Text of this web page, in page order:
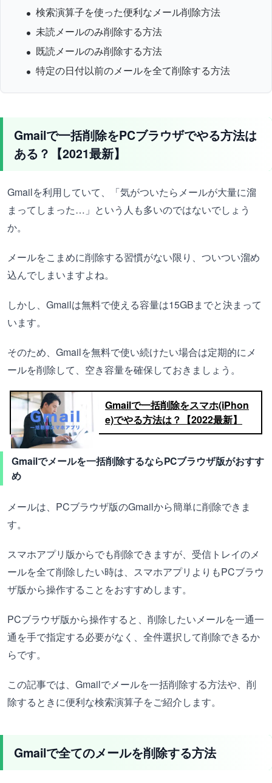
検索演算子を使った便利なメール削除方法
未読メールのみ削除する方法
既読メールのみ削除する方法
特定の日付以前のメールを全て削除する方法
Gmailで一括削除をPCブラウザでやる方法は
ある？【2021最新】
Gmailを利用していて、「気がついたらメールが大量に溜
まってしまった…」という人も多いのではないでしょう
か。
メールをこまめに削除する習慣がない限り、ついつい溜め
込んでしまいますよね。
しかし、Gmailは無料で使える容量は15GBまでと決まって
います。
そのため、Gmailを無料で使い続けたい場合は定期的にメ
ールを削除して、空き容量を確保しておきましょう。
Gmailで一括削除をスマホ(iPhon
e)でやる方法は？【2022最新】
Gmailでメールを一括削除するならPCブラウザ版がおすす
め
メールは、PCブラウザ版のGmailから簡単に削除できま
す。
スマホアプリ版からでも削除できますが、受信トレイのメ
ールを全て削除したい時は、スマホアプリよりもPCブラウ
ザ版から操作することをおすすめします。
PCブラウザ版から操作すると、削除したいメールを一通一
通を手で指定する必要がなく、全件選択して削除できるか
らです。
この記事では、Gmailでメールを一括削除する方法や、削
除するときに便利な検索演算子をご紹介します。
Gmailで全てのメールを削除する方法